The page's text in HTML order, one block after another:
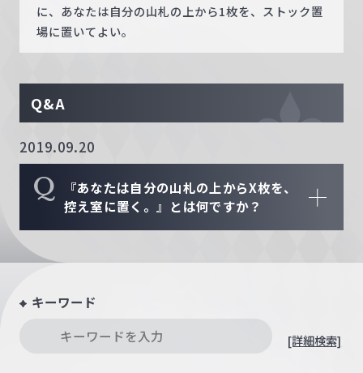
に、あなたは自分の山札の上から1枚を、ストック置
場に置いてよい。
Q&A
2019.09.20
Q
『あなたは自分の山札の上からX枚を、
控え室に置く。』とは何ですか？
キーワード
[詳細検索]